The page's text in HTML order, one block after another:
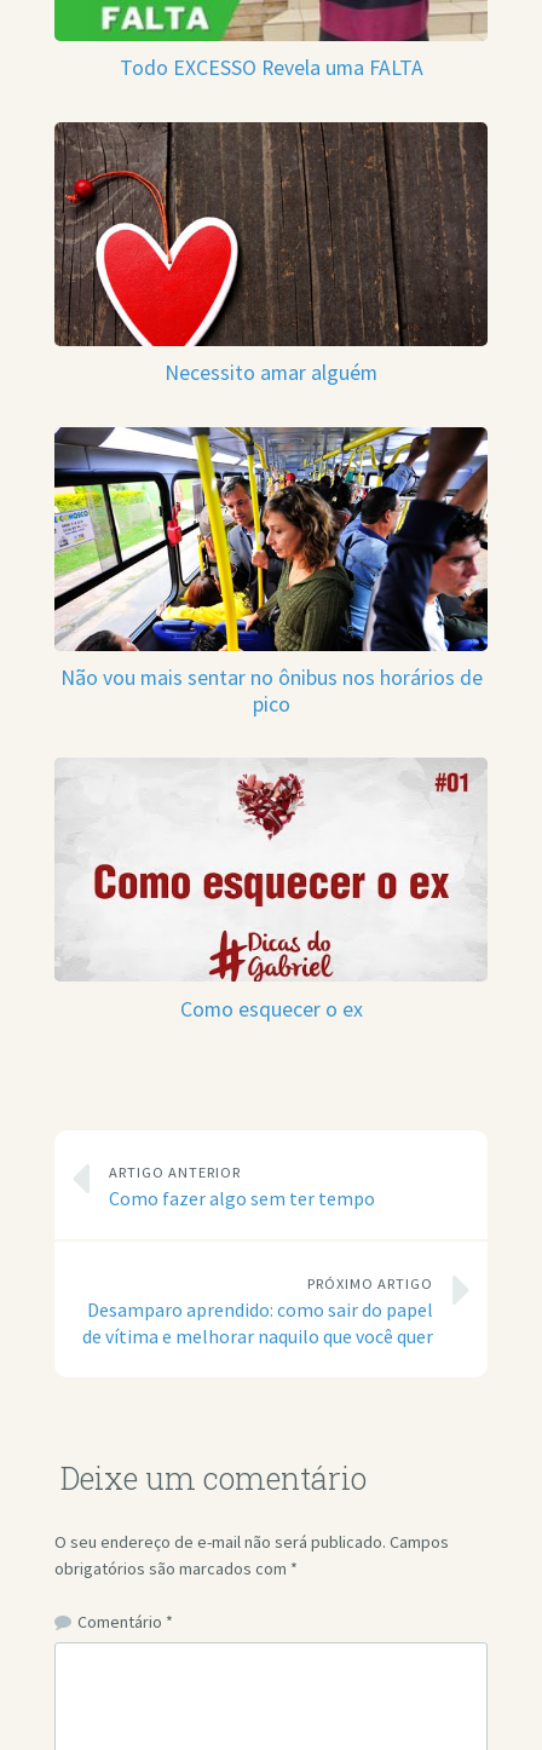
Todo EXCESSO Revela uma FALTA
Necessito amar alguém
Não vou mais sentar no ônibus nos horários de
pico
Como esquecer o ex
ARTIGO ANTERIOR
Como fazer algo sem ter tempo
PRÓXIMO ARTIGO
Desamparo aprendido: como sair do papel
de vítima e melhorar naquilo que você quer
Deixe um comentário
O seu endereço de e-mail não será publicado. Campos
obrigatórios são marcados com *
Comentário *